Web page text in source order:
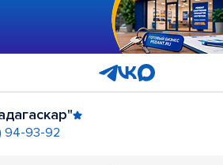
94-93-92